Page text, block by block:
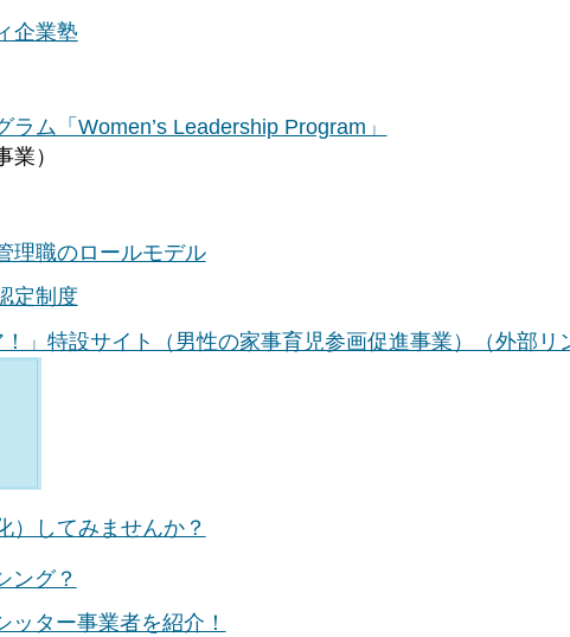
企業塾
ム「Women’s Leadership Program」
業）
理職のロールモデル
定制度
」特設サイト（男性の家事育児参画促進事業）（外部リ
）してみませんか？
ング？
ター事業者を紹介！